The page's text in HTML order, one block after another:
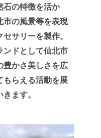
石の特徴を活か
市の風景等を表現
セサリーを製作。
ンドとして仙北市
豊かさ美しさを広
もらえる活動を展
ます。